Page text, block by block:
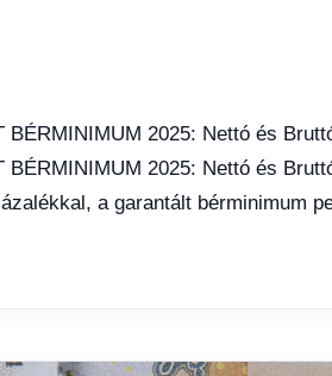
BÉRMINIMUM 2025: Nettó és
BÉRMINIMUM 2025: Nettó és
a garantált bérminimum